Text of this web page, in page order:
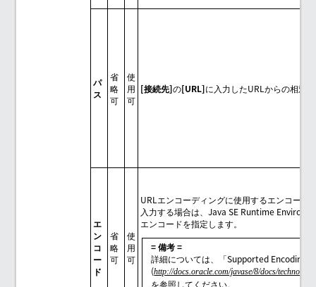
パ
ス
省
略
可
使
用
可
[接続先]の[URL]に入力したURLからの相対
エ
ン
コ
ー
ド
省
略
可
使
用
可
URLエンコーディングに使用するエンコード
入力する場合は、Java SE Runtime
エンコードを指定します。
= 備考 =
詳細については、「Supported Encodings
(http://docs.oracle.com/javase/8/docs/
を参照してください。